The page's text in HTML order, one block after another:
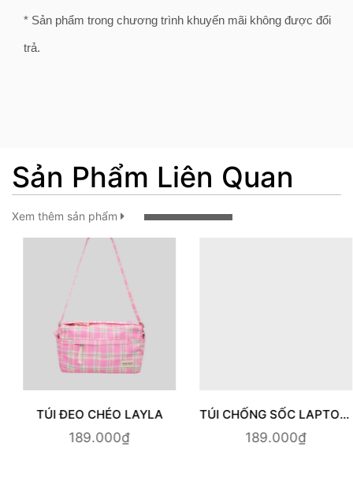
* Sản phẩm trong chương trình khuyến mãi không được đổi
trả.
Sản Phẩm Liên Quan
Xem thêm sản phẩm
TÚI CHỐNG SỐC LAPTOP | ASTRONAULT
189.000₫
TÚI CHỐNG SỐC LAPTOP | DARK BROWN
219.000₫